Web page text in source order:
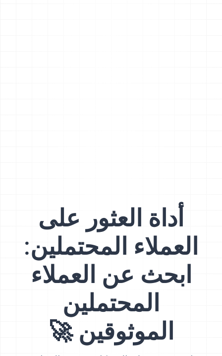
أداة العثور على
العملاء المحتملين:
ابحث عن العملاء
المحتملين
الموثوقين 🚀